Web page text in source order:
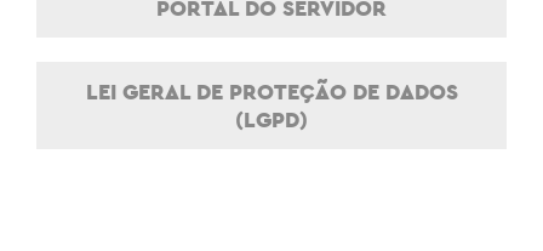
PORTAL DO SERVIDOR
LEI GERAL DE PROTEÇÃO DE DADOS
(LGPD)